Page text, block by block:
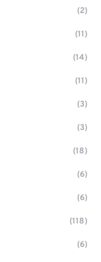
(2)
(11)
(14)
(11)
(3)
(3)
(18)
(6)
(6)
(118)
(6)